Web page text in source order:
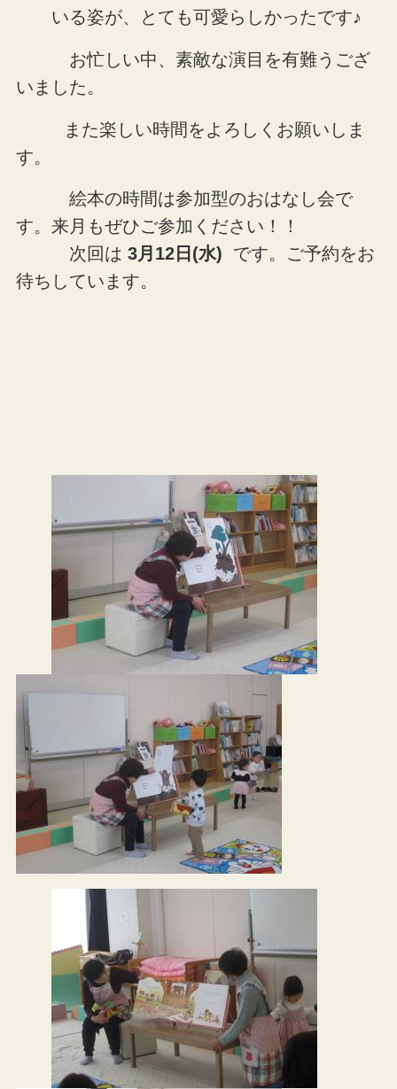
いる姿が、とても可愛らしかったです♪
お忙しい中、素敵な演目を有難うござ
いました。
また楽しい時間をよろしくお願いしま
す。
絵本の時間は参加型のおはなし会で
す。来月もぜひご参加ください！！
次回は 3月12日(水)
です。ご予約をお
待ちしています。